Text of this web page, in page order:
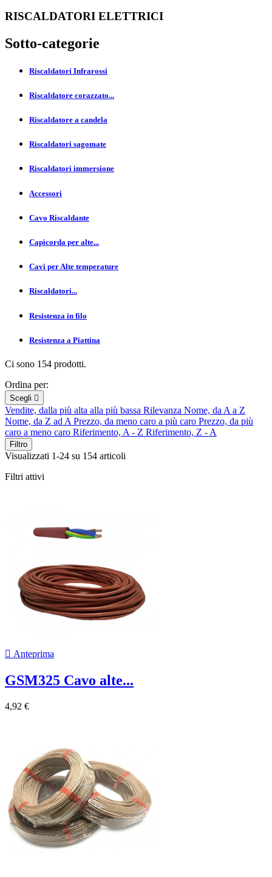
RISCALDATORI ELETTRICI
Sotto-categorie
Riscaldatori Infrarossi
Riscaldatore corazzato...
Riscaldatore a candela
Riscaldatori sagomate
Riscaldatori immersione
Accessori
Cavo Riscaldante
Capicorda per alte...
Cavi per Alte temperature
Riscaldatori...
Resistenza in filo
Resistenza a Piattina
Ci sono 154 prodotti.
Ordina per:
Scegli 
Vendite, dalla più alta alla più bassa Rilevanza Nome, da A a Z
Nome, da Z ad A Prezzo, da meno caro a più caro Prezzo, da più
caro a meno caro Riferimento, A - Z Riferimento, Z - A
Filtro
Visualizzati 1-24 su 154 articoli
Filtri attivi
 Anteprima
GSM325 Cavo alte...
4,92 €